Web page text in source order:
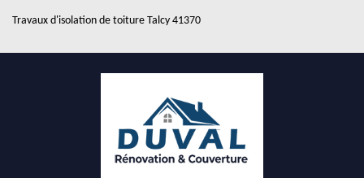
Travaux d'isolation de toiture Talcy 41370